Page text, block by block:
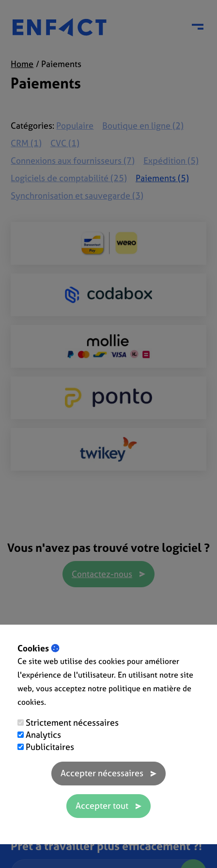
Menu
Home Paiements
Paiements
Catégories: Populaire
Boutique en ligne (2)
CRM (1)
CVC (1)
Connexions aux fournisseurs (7)
Expédition (5)
Logiciels de comptabilité (25)
Paiements (5)
Synchronisation et sauvegarde (3)
Vous n'avez pas trouvé votre logiciel ?
Contactez-nous
Prêt à travailler plus efficacement ?!
Cookies
Ce site web utilise des cookies pour améliorer
l'expérience de l'utilisateur. En utilisant notre site
web, vous acceptez notre politique en matière de
cookies.
Strictement nécessaires
Analytics
Publicitaires